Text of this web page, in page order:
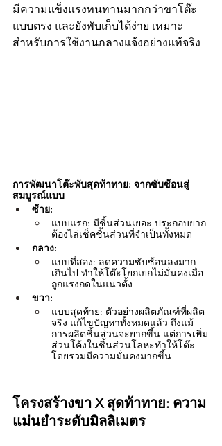
มีความแข็งแรงทนทานมากกว่าขาโต๊ะ
แบบตรง และยังพับเก็บได้ง่าย เหมาะ
สำหรับการใช้งานกลางแจ้งอย่างแท้จริง
การพัฒนาโต๊ะพับสุดท้าทาย: จากซับซ้อนสู่
สมบูรณ์แบบ
ซ้าย:
แบบแรก: มีชิ้นส่วนเยอะ ประกอบยาก
ต้องไล่เช็คชิ้นส่วนที่จำเป็นทั้งหมด
กลาง:
แบบที่สอง: ลดความซับซ้อนลงมาก
เกินไป ทำให้โต๊ะโยกเยกไม่มั่นคงเมื่อ
ถูกแรงกดในแนวตั้ง
ขวา:
แบบสุดท้าย: ตัวอย่างผลิตภัณฑ์ที่ผลิต
จริง แก้ไขปัญหาทั้งหมดแล้ว ถึงแม้
การผลิตชิ้นส่วนจะยากขึ้น แต่การเพิ่ม
ส่วนโค้งในชิ้นส่วนโลหะทำให้โต๊ะ
โดยรวมมีความมั่นคงมากขึ้น
โครงสร้างขา X สุดท้าทาย: ความ
แม่นยำระดับมิลลิเมตร